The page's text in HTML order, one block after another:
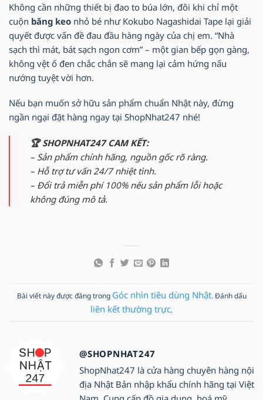
Không cần những thiết bị đao to búa lớn, đôi khi chỉ một
cuộn băng keo nhỏ bé như Kokubo Nagashidai Tape lại giải
quyết được vấn đề đau đầu hàng ngày của chị em. “Nhà
sạch thì mát, bát sạch ngon cơm” – một gian bếp gọn gàng,
không vệt ố đen chắc chắn sẽ mang lại cảm hứng nấu
nướng tuyệt vời hơn.
Nếu bạn muốn sở hữu sản phẩm chuẩn Nhật này, đừng
ngần ngại đặt hàng ngay tại ShopNhat247 nhé!
🏆 SHOPNHAT247 CAM KẾT:
– Sản phẩm chính hãng, nguồn gốc rõ ràng.
– Hỗ trợ tư vấn 24/7 nhiệt tình.
– Đổi trả miễn phí 100% nếu sản phẩm lỗi hoặc
không đúng mô tả.
Bài viết này được đăng trong Góc nhìn tiêu dùng Nhật. Đánh dấu
liên kết thường trực.
@SHOPNHAT247
ShopNhat247 là cửa hàng chuyên hàng nội
địa Nhật Bản nhập khẩu chính hãng tại Việt